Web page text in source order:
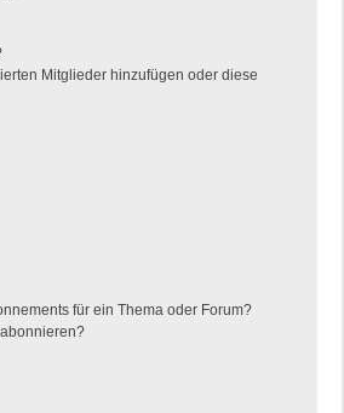
Mitglieder hinzufügen oder diese
für ein Thema oder Forum?